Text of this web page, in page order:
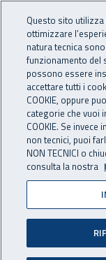
INAIL -
Navigazione - Ti
Home Prevenzione E
Finanziamenti per la
Finanziamenti ad
Avvisi pubblici
ambito domestico
Avviso
ambito
Questo sito
ottimizzare
natura tecnica
funzionamento del
possono essere
accettare tutti i
COOKIE, oppure
categorie che vuoi
COOKIE. Se
non tecnici, puoi
NON TECNICI o
consulta la nostra